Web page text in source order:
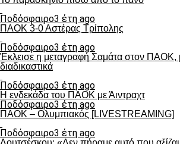
Ποδόσφαιρο3 έτη ago
ΠΑΟΚ 3-0 Αστέρας Τρίπολης
Ποδόσφαιρο3 έτη ago
Έκλεισε η μεταγραφή Σαμάτα στον ΠΑΟΚ,
διαδικαστικά
Ποδόσφαιρο3 έτη ago
Η ενδεκάδα του ΠΑΟΚ με Άιντραχτ
Ποδόσφαιρο3 έτη ago
ΠΑΟΚ – Ολυμπιακός [LIVESTREAMING]
Ποδόσφαιρο3 έτη ago